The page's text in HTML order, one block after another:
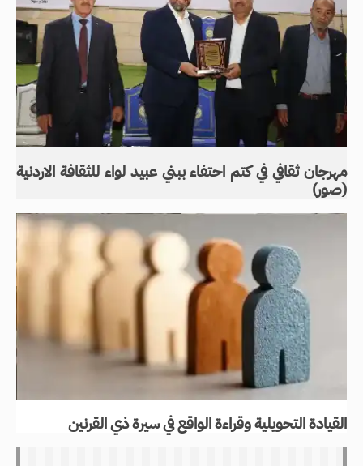
مهرجان ثقافي في كتم احتفاء ببني عبيد لواء للثقافة الاردنية
(صور)
القيادة التحويلية وقراءة الواقع في سيرة ذي القرنين